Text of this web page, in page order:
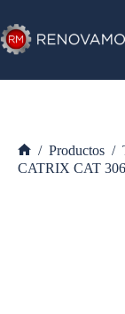
al
contenido
Inicio
/ Productos /
CATRIX CAT